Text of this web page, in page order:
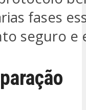
fases
seguro e